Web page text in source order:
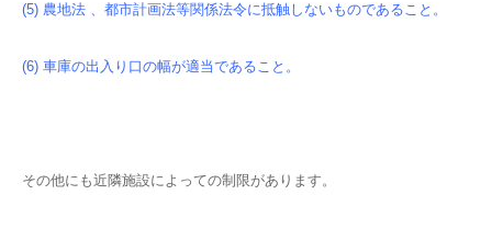
(5) 農地法 、都市計画法等関係法令に抵触しないものであること。
(6) 車庫の出入り口の幅が適当であること。
その他にも近隣施設によっての制限があります。